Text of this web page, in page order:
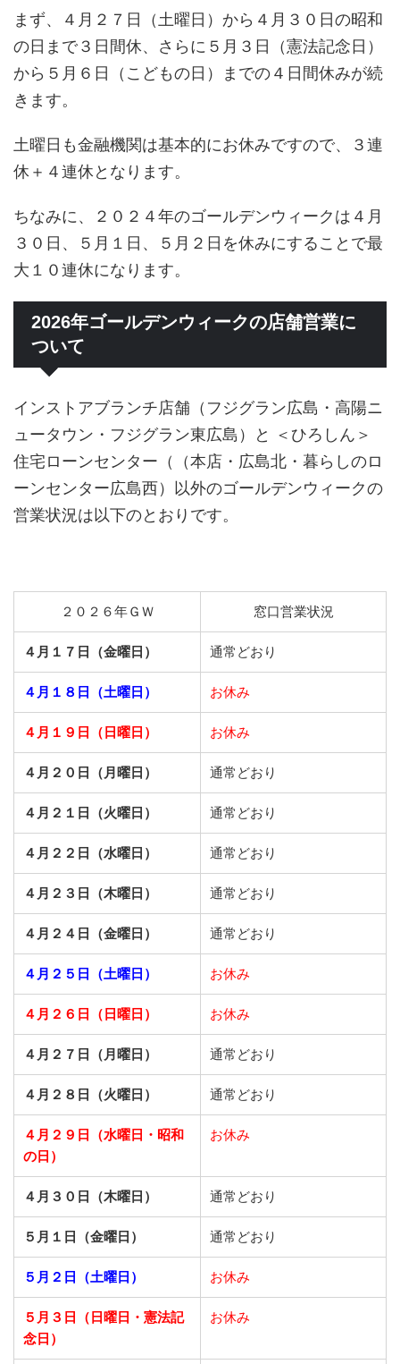
まず、４月２７日（土曜日）から４月３０日の昭和
の日まで３日間休、さらに５月３日（憲法記念日）
から５月６日（こどもの日）までの４日間休みが続
きます。
土曜日も金融機関は基本的にお休みですので、３連
休＋４連休となります。
ちなみに、２０２４年のゴールデンウィークは４月
３０日、５月１日、５月２日を休みにすることで最
大１０連休になります。
2026年ゴールデンウィークの店舗営業に
ついて
インストアブランチ店舗（フジグラン広島・高陽ニ
ュータウン・フジグラン東広島）と ＜ひろしん＞
住宅ローンセンター（（本店・広島北・暮らしのロ
ーンセンター広島西）以外のゴールデンウィークの
営業状況は以下のとおりです。
２０２６年ＧＷ 窓口営業状況
４月１７日（金曜日） 通常どおり
４月１８日（土曜日） お休み
４月１９日（日曜日） お休み
４月２０日（月曜日） 通常どおり
４月２１日（火曜日） 通常どおり
４月２２日（水曜日） 通常どおり
４月２３日（木曜日） 通常どおり
４月２４日（金曜日） 通常どおり
４月２５日（土曜日） お休み
４月２６日（日曜日） お休み
４月２７日（月曜日） 通常どおり
４月２８日（火曜日） 通常どおり
４月２９日（水曜日・昭和
の日）
お休み
４月３０日（木曜日） 通常どおり
５月１日（金曜日） 通常どおり
５月２日（土曜日） お休み
５月３日（日曜日・憲法記
念日）
お休み